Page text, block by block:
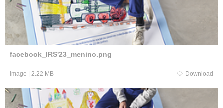
facebook_IRS'23_menino.png
image | 2.22 MB Download